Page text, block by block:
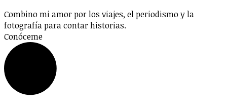
Combino mi amor por los viajes, el periodismo y la
fotografía para contar historias.
Conóceme